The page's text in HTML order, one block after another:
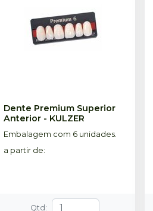
Dente Premium Superior
Anterior - KULZER
Embalagem com 6 unidades.
a partir de:
Qtd :